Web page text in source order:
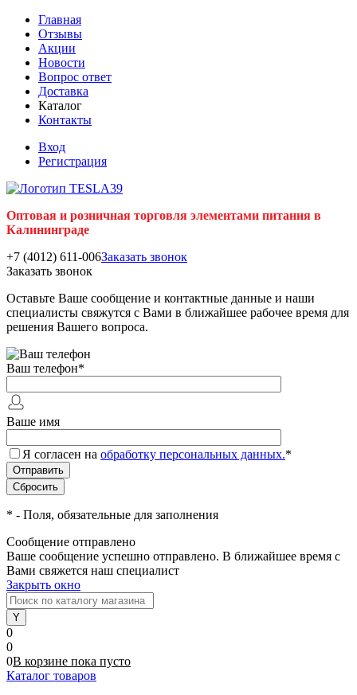
Главная
Отзывы
Акции
Новости
Вопрос ответ
Доставка
Каталог
Контакты
Вход
Регистрация
Оптовая и розничная торговля элементами питания в
Калининграде
+7 (4012) 611-006Заказать звонок
Заказать звонок
Оставьте Ваше сообщение и контактные данные и наши
специалисты свяжутся с Вами в ближайшее рабочее время для
решения Вашего вопроса.
Ваш телефон*
Ваше имя
Я согласен на обработку персональных данных.*
* - Поля, обязательные для заполнения
Сообщение отправлено
Ваше сообщение успешно отправлено. В ближайшее время с
Вами свяжется наш специалист
Закрыть окно
0
0
0В корзине пока пусто
Каталог товаров